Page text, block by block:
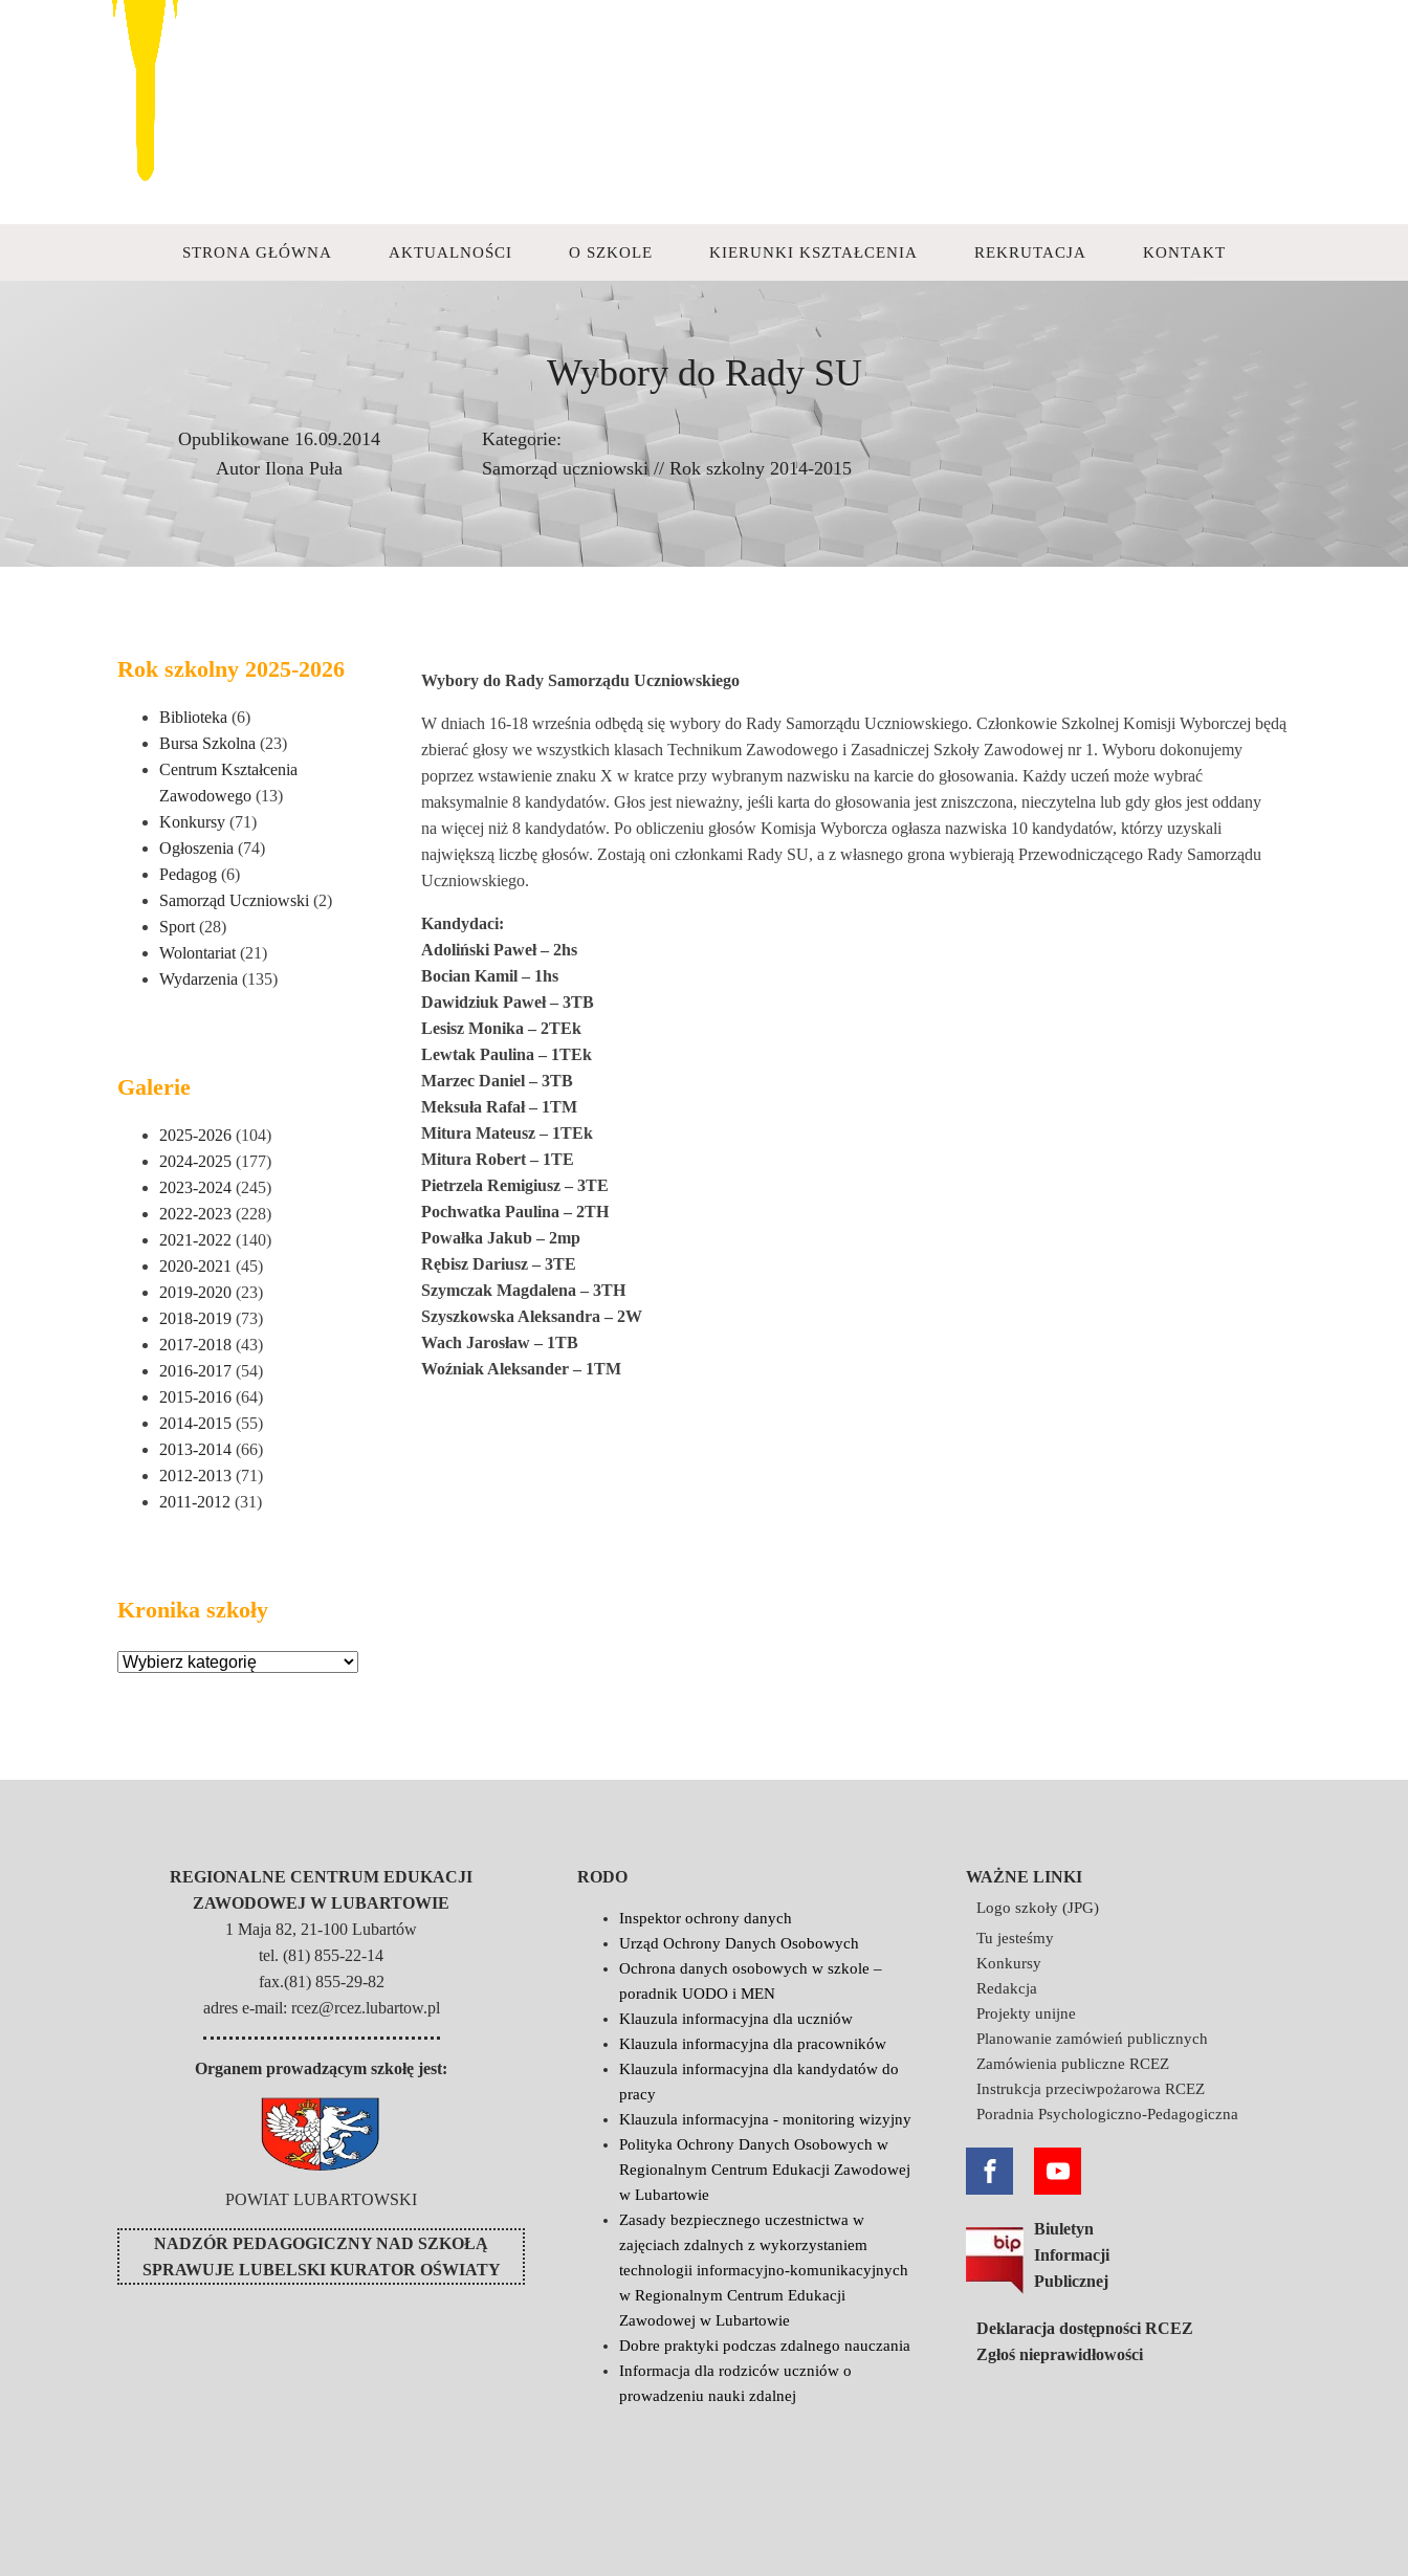
STRONA GŁÓWNA AKTUALNOŚCI O SZKOLE KIERUNKI KSZTAŁCENIA REKRUTACJA KONTAKT
Wybory do Rady SU
Opublikowane 16.09.2014
Autor Ilona Puła
Kategorie:
Samorząd uczniowski// Rok szkolny 2014-2015
Rok szkolny 2025-2026
Biblioteka (6)
Bursa Szkolna (23)
Centrum Kształcenia
Zawodowego (13)
Konkursy (71)
Ogłoszenia (74)
Pedagog (6)
Samorząd Uczniowski (2)
Sport (28)
Wolontariat (21)
Wydarzenia (135)
Galerie
2025-2026 (104)
2024-2025 (177)
2023-2024 (245)
2022-2023 (228)
2021-2022 (140)
2020-2021 (45)
2019-2020 (23)
2018-2019 (73)
2017-2018 (43)
2016-2017 (54)
2015-2016 (64)
2014-2015 (55)
2013-2014 (66)
2012-2013 (71)
2011-2012 (31)
Kronika szkoły
Wybory do Rady Samorządu Uczniowskiego
W dniach 16-18 września odbędą się wybory do Rady Samorządu Uczniowskiego. Członkowie Szkolnej Komisji Wyborczej będą
zbierać głosy we wszystkich klasach Technikum Zawodowego i Zasadniczej Szkoły Zawodowej nr 1. Wyboru dokonujemy
poprzez wstawienie znaku X w kratce przy wybranym nazwisku na karcie do głosowania. Każdy uczeń może wybrać
maksymalnie 8 kandydatów. Głos jest nieważny, jeśli karta do głosowania jest zniszczona, nieczytelna lub gdy głos jest oddany
na więcej niż 8 kandydatów. Po obliczeniu głosów Komisja Wyborcza ogłasza nazwiska 10 kandydatów, którzy uzyskali
największą liczbę głosów. Zostają oni członkami Rady SU, a z własnego grona wybierają Przewodniczącego Rady Samorządu
Uczniowskiego.
Kandydaci:
Adoliński Paweł – 2hs
Bocian Kamil – 1hs
Dawidziuk Paweł – 3TB
Lesisz Monika – 2TEk
Lewtak Paulina – 1TEk
Marzec Daniel – 3TB
Meksuła Rafał – 1TM
Mitura Mateusz – 1TEk
Mitura Robert – 1TE
Pietrzela Remigiusz – 3TE
Pochwatka Paulina – 2TH
Powałka Jakub – 2mp
Rębisz Dariusz – 3TE
Szymczak Magdalena – 3TH
Szyszkowska Aleksandra – 2W
Wach Jarosław – 1TB
Woźniak Aleksander – 1TM
REGIONALNE CENTRUM EDUKACJI
ZAWODOWEJ W LUBARTOWIE
1 Maja 82, 21-100 Lubartów
tel. (81) 855-22-14
fax.(81) 855-29-82
adres e-mail: rcez@rcez.lubartow.pl
Organem prowadzącym szkołę jest:
POWIAT LUBARTOWSKI
NADZÓR PEDAGOGICZNY NAD SZKOŁĄ
SPRAWUJE LUBELSKI KURATOR OŚWIATY
RODO
Inspektor ochrony danych
Urząd Ochrony Danych Osobowych
Ochrona danych osobowych w szkole –
poradnik UODO i MEN
Klauzula informacyjna dla uczniów
Klauzula informacyjna dla pracowników
Klauzula informacyjna dla kandydatów do
pracy
Klauzula informacyjna - monitoring wizyjny
Polityka Ochrony Danych Osobowych w
Regionalnym Centrum Edukacji Zawodowej
w Lubartowie
Zasady bezpiecznego uczestnictwa w
zajęciach zdalnych z wykorzystaniem
technologii informacyjno-komunikacyjnych
w Regionalnym Centrum Edukacji
Zawodowej w Lubartowie
Dobre praktyki podczas zdalnego nauczania
Informacja dla rodziców uczniów o
prowadzeniu nauki zdalnej
WAŻNE LINKI
Logo szkoły (JPG)
Tu jesteśmy
Konkursy
Redakcja
Projekty unijne
Planowanie zamówień publicznych
Zamówienia publiczne RCEZ
Instrukcja przeciwpożarowa RCEZ
Poradnia Psychologiczno-Pedagogiczna
Biuletyn
Informacji
Publicznej
Deklaracja dostępności RCEZ
Zgłoś nieprawidłowości